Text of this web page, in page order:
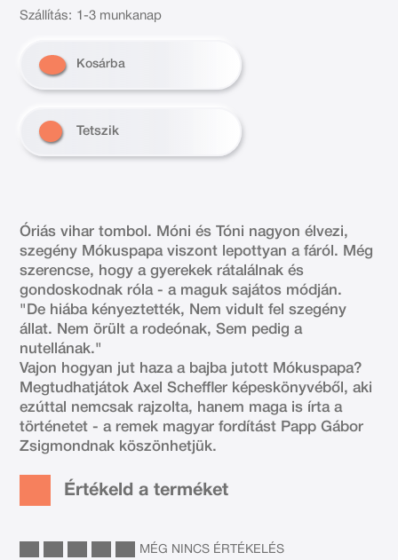
Szállítás: 1-3 munkanap
Kosárba
Tetszik
Óriás vihar tombol. Móni és Tóni nagyon élvezi,
szegény Mókuspapa viszont lepottyan a fáról. Még
szerencse, hogy a gyerekek rátalálnak és
gondoskodnak róla - a maguk sajátos módján.
"De hiába kényeztették, Nem vidult fel szegény
állat. Nem örült a rodeónak, Sem pedig a
nutellának."
Vajon hogyan jut haza a bajba jutott Mókuspapa?
Megtudhatjátok Axel Scheffler képeskönyvéből, aki
ezúttal nemcsak rajzolta, hanem maga is írta a
történetet - a remek magyar fordítást Papp Gábor
Zsigmondnak köszönhetjük.
Értékeld a terméket
MÉG NINCS ÉRTÉKELÉS